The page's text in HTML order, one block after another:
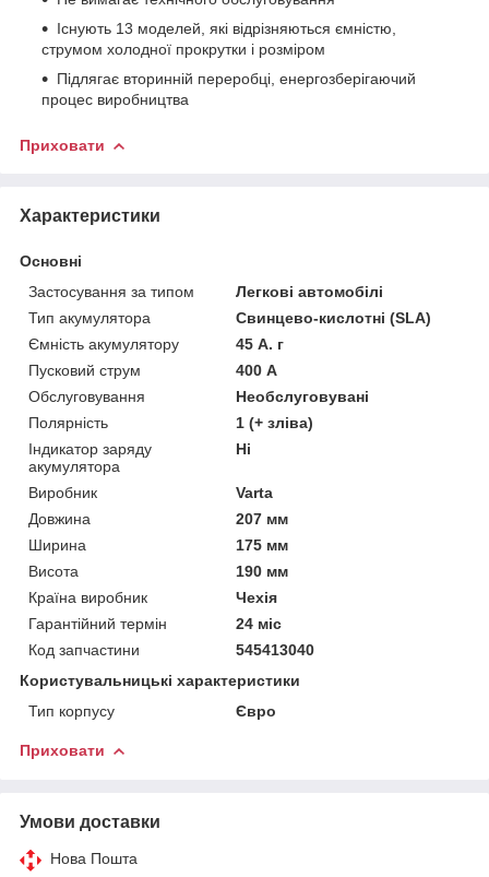
Існують 13 моделей, які відрізняються ємністю,
струмом холодної прокрутки і розміром
Підлягає вторинній переробці, енергозберігаючий
процес виробництва
Приховати
Характеристики
Основні
Застосування за типом
Легкові автомобілі
Тип акумулятора
Свинцево-кислотні (SLA)
Ємність акумулятору
45 А. г
Пусковий струм
400 А
Обслуговування
Необслуговувані
Полярність
1 (+ зліва)
Індикатор заряду
акумулятора
Ні
Виробник
Varta
Довжина
207 мм
Ширина
175 мм
Висота
190 мм
Країна виробник
Чехія
Гарантійний термін
24 міс
Код запчастини
545413040
Користувальницькі характеристики
Тип корпусу
Євро
Приховати
Умови доставки
Нова Пошта